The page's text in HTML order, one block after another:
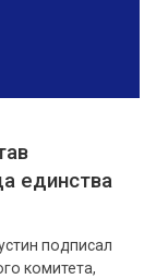
единства
подписал
комитета,